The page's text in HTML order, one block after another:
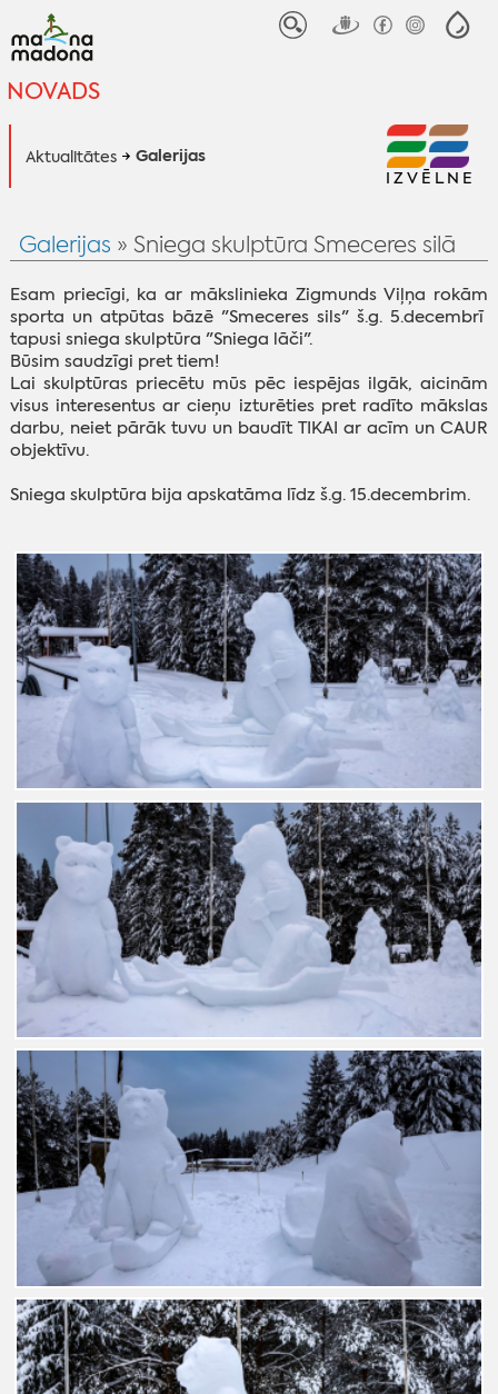
NOVADS
Aktualitātes Galerijas
IZVĒLNE
Galerijas » Sniega skulptūra Smeceres silā
Esam priecīgi, ka ar mākslinieka Zigmunds Viļņa rokām
sporta un atpūtas bāzē "Smeceres sils" š.g. 5.decembrī
tapusi sniega skulptūra "Sniega lāči".
Būsim saudzīgi pret tiem!
Lai skulptūras priecētu mūs pēc iespējas ilgāk, aicinām
visus interesentus ar cieņu izturēties pret radīto mākslas
darbu, neiet pārāk tuvu un baudīt TIKAI ar acīm un CAUR
objektīvu.
Sniega skulptūra bija apskatāma līdz š.g. 15.decembrim.